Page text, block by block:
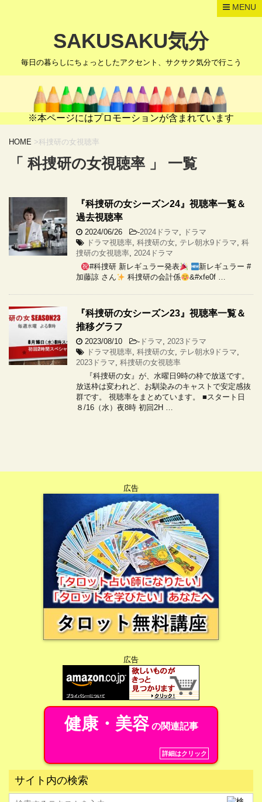
MENU
SAKUSAKU気分
毎日の暮らしにちょっとしたアクセント、サクサク気分で行こう
※本ページにはプロモーションが含まれています
HOME >科捜研の女視聴率
「 科捜研の女視聴率 」 一覧
『科捜研の女シーズン24』視聴率一覧＆
過去視聴率
2024/06/26 -2024ドラマ, ドラマ
ドラマ視聴率, 科捜研の女, テレ朝水9ドラマ, 科
捜研の女視聴率, 2024ドラマ
#科捜研 新レギュラー発表
新レギュラー #
加藤諒 さん
科捜研の会計係 &#xfe0f …
『科捜研の女シーズン23』視聴率一覧＆
推移グラフ
2023/08/10 - ドラマ, 2023ドラマ
ドラマ視聴率, 科捜研の女, テレ朝水9ドラマ,
2023ドラマ, 科捜研の女視聴率
『科捜研の女』が、水曜日9時の枠で放送です。
放送枠は変われど、お馴染みのキャストで安定感抜
群です。 視聴率をまとめています。 ■スタート日
８/16（水）夜8時 初回2H …
広告
広告
健康・美容の関連記事
詳細はクリック
サイト内の検索